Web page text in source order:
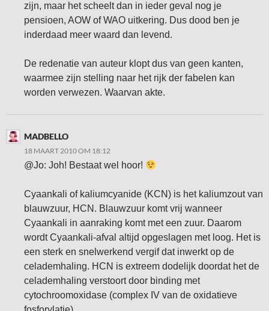
zijn, maar het scheelt dan in ieder geval nog je
pensioen, AOW of WAO uitkering. Dus dood ben je
inderdaad meer waard dan levend.
De redenatie van auteur klopt dus van geen kanten,
waarmee zijn stelling naar het rijk der fabelen kan
worden verwezen. Waarvan akte.
MADBELLO
18 MAART 2010 OM 18:12
@Jo: Joh! Bestaat wel hoor!
Cyaankali of kaliumcyanide (KCN) is het kaliumzout van
blauwzuur, HCN. Blauwzuur komt vrij wanneer
Cyaankali in aanraking komt met een zuur. Daarom
wordt Cyaankali-afval altijd opgeslagen met loog. Het is
een sterk en snelwerkend vergif dat inwerkt op de
celademhaling. HCN is extreem dodelijk doordat het de
celademhaling verstoort door binding met
cytochroomoxidase (complex IV van de oxidatieve